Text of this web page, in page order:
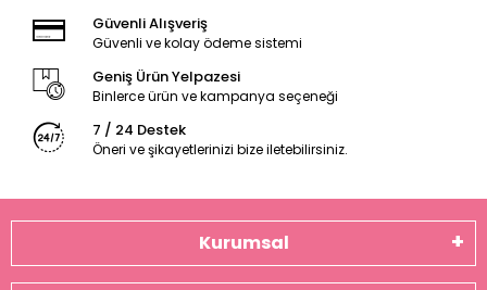
Güvenli Alışveriş
Güvenli ve kolay ödeme sistemi
Geniş Ürün Yelpazesi
Binlerce ürün ve kampanya seçeneği
7 / 24 Destek
Öneri ve şikayetlerinizi bize iletebilirsiniz.
Kurumsal